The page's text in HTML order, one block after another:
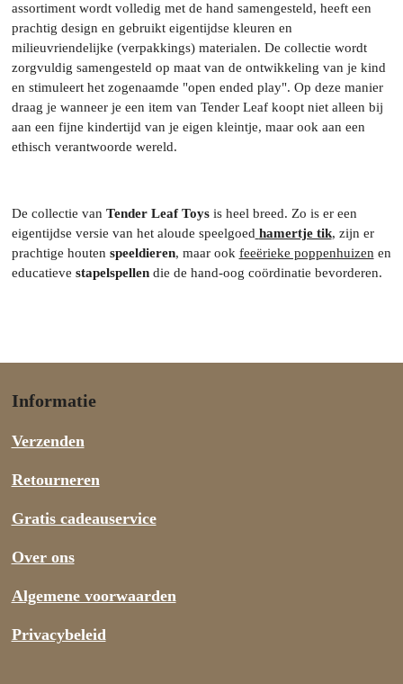
assortiment wordt volledig met de hand samengesteld, heeft een
prachtig design en gebruikt eigentijdse kleuren en
milieuvriendelijke (verpakkings) materialen. De collectie wordt
zorgvuldig samengesteld op maat van de ontwikkeling van je kind
en stimuleert het zogenaamde "open ended play". Op deze manier
draag je wanneer je een item van Tender Leaf koopt niet alleen bij
aan een fijne kindertijd van je eigen kleintje, maar ook aan een
ethisch verantwoorde wereld.
De collectie van Tender Leaf Toysis heel breed. Zo is er een
eigentijdse versie van het aloude speelgoed hamertje tik, zijn er
prachtige houten speeldieren, maar ook feeërieke poppenhuizen en
educatieve stapelspellendie de hand-oog coördinatie bevorderen.
Informatie
Verzenden
Retourneren
Gratis cadeauservice
Over ons
Algemene voorwaarden
Privacybeleid